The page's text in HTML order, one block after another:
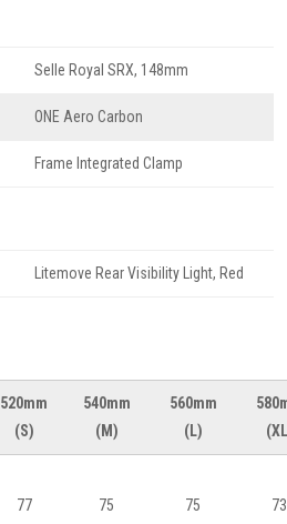
Selle Royal SRX, 148mm
ONE Aero Carbon
Frame Integrated Clamp
Litemove Rear Visibility Light, Red
520mm
(S)
540mm
(M)
560mm
(L)
77 75 75 73